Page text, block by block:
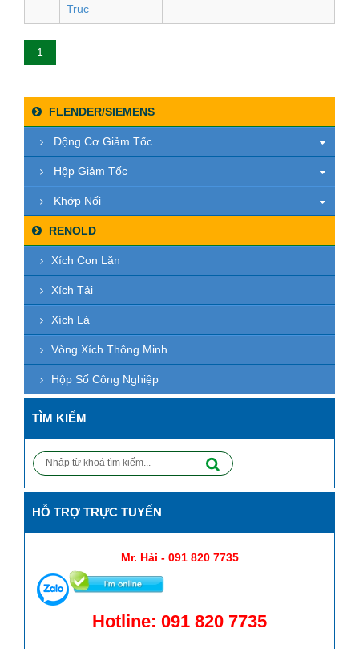
Trục
1
FLENDER/SIEMENS
Động Cơ Giảm Tốc
Hộp Giảm Tốc
Khớp Nối
RENOLD
Xích Con Lăn
Xích Tải
Xích Lá
Vòng Xích Thông Minh
Hộp Số Công Nghiệp
TÌM KIẾM
HỖ TRỢ TRỰC TUYẾN
Mr. Hải - 091 820 7735
Hotline: 091 820 7735